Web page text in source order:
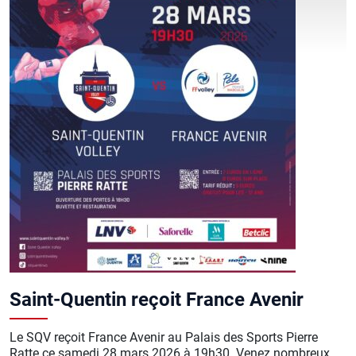
Saint-Quentin reçoit France Avenir
Le SQV reçoit France Avenir au Palais des Sports Pierre